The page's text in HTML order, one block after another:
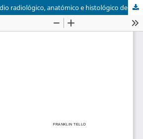
Colaboración ai estudio radiológico, anatómico e histológico de pulmones de animales colapsados por el neumotorax artificia!